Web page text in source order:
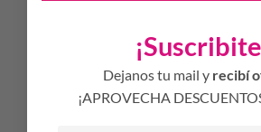
Dejanos tu mail y recibí
¡APROVECHA
EDP x75ml + Deo x150ml.